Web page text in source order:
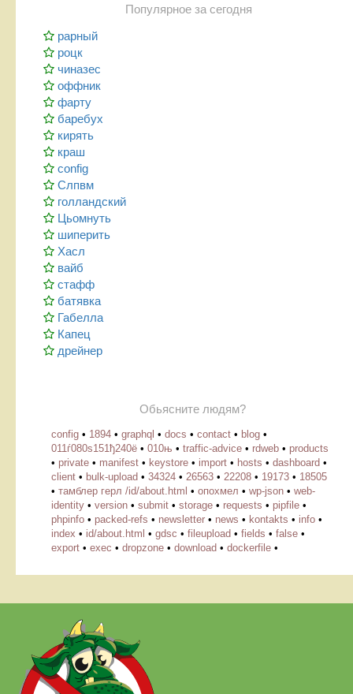
Популярное за сегодня
рарный
роцк
чиназес
оффник
фарту
баребух
кирять
краш
config
Слпвм
голландский
Цьомнуть
шиперить
Хасл
вайб
стафф
батявка
Габелла
Капец
дрейнер
Обьясните людям?
config • 1894 • graphql • docs • contact • blog •
011ѓ080ѕ151ђ240ё • 010њ • traffic-advice • rdweb • products
• private • manifest • keystore • import • hosts • dashboard •
client • bulk-upload • 34324 • 26563 • 22208 • 19173 • 18505
• тамблер герл /id/about.html • опохмел • wp-json • web-
identity • version • submit • storage • requests • pipfile •
phpinfo • packed-refs • newsletter • news • kontakts • info •
index • id/about.html • gdsc • fileupload • fields • false •
export • exec • dropzone • download • dockerfile •